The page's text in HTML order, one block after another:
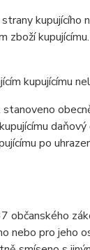
kupujícího
zboží
kupujícímu
po
nebo pro jeho